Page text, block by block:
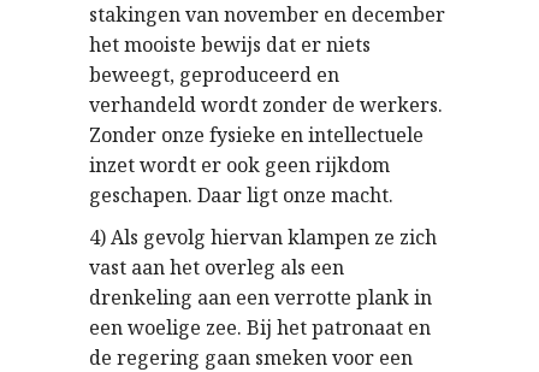
stakingen van november en december
het mooiste bewijs dat er niets
beweegt, geproduceerd en
verhandeld wordt zonder de werkers.
Zonder onze fysieke en intellectuele
inzet wordt er ook geen rijkdom
geschapen. Daar ligt onze macht.
4) Als gevolg hiervan klampen ze zich
vast aan het overleg als een
drenkeling aan een verrotte plank in
een woelige zee. Bij het patronaat en
de regering gaan smeken voor een